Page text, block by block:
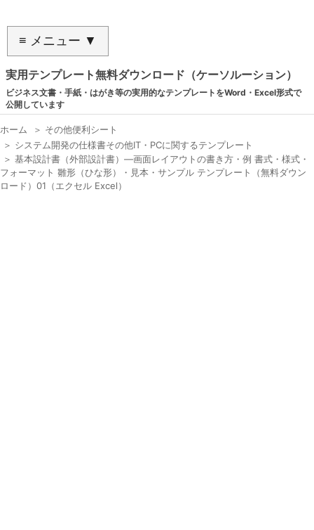
≡ メニュー ▼
実用テンプレート無料ダウンロード（ケーソルーション）
ビジネス文書・手紙・はがき等の実用的なテンプレートをWord・Excel形式で
公開しています
ホーム ＞ その他便利シート
＞ システム開発の仕様書その他IT・PCに関するテンプレート
＞ 基本設計書（外部設計書）―画面レイアウトの書き方・例 書式・様式・
フォーマット 雛形（ひな形）・見本・サンプル テンプレート（無料ダウン
ロード）01（エクセル Excel）